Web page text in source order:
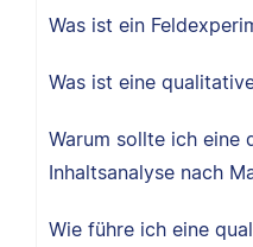
Was ist ein
Was ist eine
Warum sollte ich eine
Inhaltsanalyse nach
Wie führe ich eine